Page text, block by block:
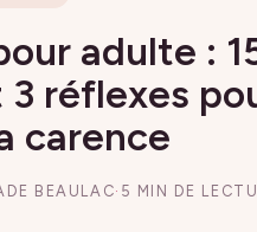
adulte :
réflexes
carence
BEAULAC· 5 MIN DE